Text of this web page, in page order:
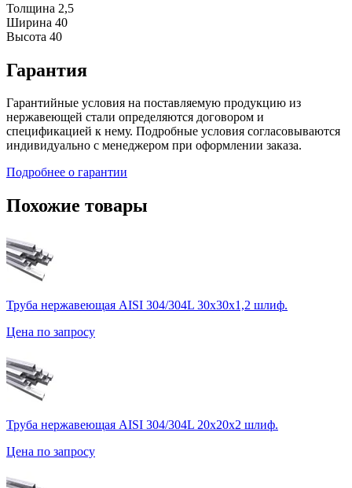
Толщина 2,5
Ширина 40
Высота 40
Гарантия
Гарантийные условия на поставляемую продукцию из
нержавеющей стали определяются договором и
спецификацией к нему. Подробные условия согласовываются
индивидуально с менеджером при оформлении заказа.
Подробнее о гарантии
Похожие товары
Труба нержавеющая AISI 304/304L 30х30х1,2 шлиф.
Цена по запросу
Труба нержавеющая AISI 304/304L 20х20х2 шлиф.
Цена по запросу